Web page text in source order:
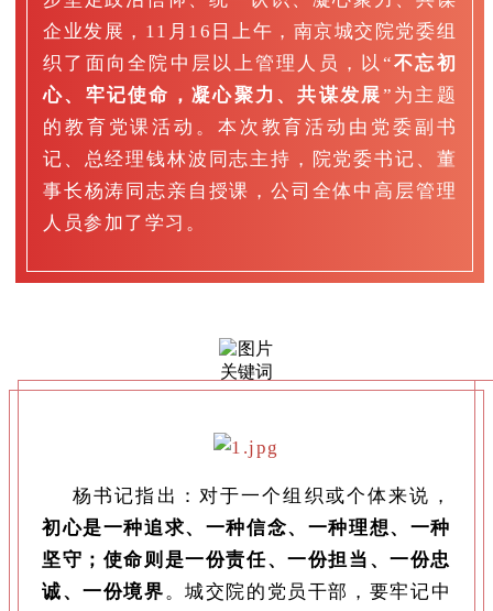
企业发展，11月16日上午，南京城交院党委组
织了面向全院中层以上管理人员，以“不忘初
心、牢记使命，凝心聚力、共谋发展”为主题
的教育党课活动。本次教育活动由党委副书
记、总经理钱林波同志主持，院党委书记、董
事长杨涛同志亲自授课，公司全体中高层管理
人员参加了学习。
杨书记指出：对于一个组织或个体来说，
初心是一种追求、一种信念、一种理想、一种
坚守；使命则是一份责任、一份担当、一份忠
诚、一份境界。城交院的党员干部，要牢记中